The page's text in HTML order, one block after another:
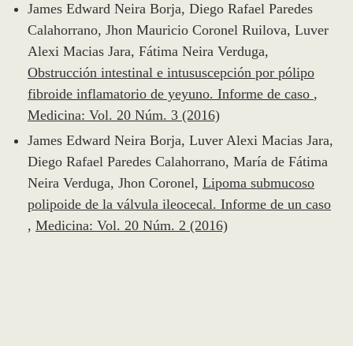
James Edward Neira Borja, Diego Rafael Paredes
Calahorrano, Jhon Mauricio Coronel Ruilova, Luver
Alexi Macias Jara, Fátima Neira Verduga,
Obstrucción intestinal e intususcepción por pólipo
fibroide inflamatorio de yeyuno. Informe de caso ,
Medicina: Vol. 20 Núm. 3 (2016)
James Edward Neira Borja, Luver Alexi Macias Jara,
Diego Rafael Paredes Calahorrano, María de Fátima
Neira Verduga, Jhon Coronel, Lipoma submucoso
polipoide de la válvula ileocecal. Informe de un caso
, Medicina: Vol. 20 Núm. 2 (2016)